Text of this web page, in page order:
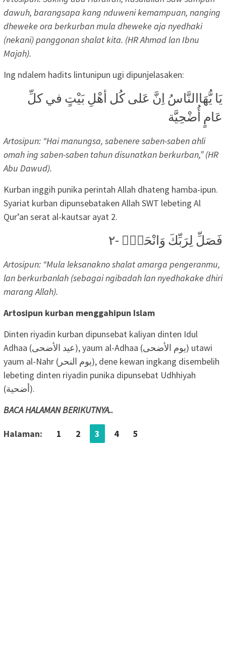
dawuh, barangsapa kang nduweni kemampuan, nanging
dheweke ora berkurban mula dheweke aja nyedhaki
(nekani) panggonan shalat kita. (HR Ahmad lan Ibnu
Majah).
Ing ndalem hadits lintunipun ugi dipunjelasaken:
عَامٍ أُضْحِيَّة
Artosipun: “Hai manungsa, sabenere saben-saben ahli
omah ing saben-saben tahun disunatkan berkurban,” (HR
Abu Dawud).
Kurban inggih punika perintah Allah dhateng hamba-ipun.
Syariat kurban dipunsebataken Allah SWT lebeting Al
Qur’an serat al-kautsar ayat 2.
فَصَلِّ لِرَبِّكَ وَانْحَرْۗ -٢
Artosipun: “Mula leksanakno shalat amarga pengeranmu,
lan berkurbanlah (sebagai ngibadah lan nyedhakake dhiri
marang Allah).
Artosipun kurban menggahipun Islam
Dinten riyadin kurban dipunsebat kaliyan dinten Idul
Adhaa (عيد الأضحى), yaum al-Adhaa (يوم الأضحى) utawi
yaum al-Nahr (يوم النحر), dene kewan ingkang disembelih
lebeting dinten riyadin punika dipunsebat Udhhiyah
(أضحية).
BACA HALAMAN BERIKUTNYA..
Halaman: 1 2 3 4 5